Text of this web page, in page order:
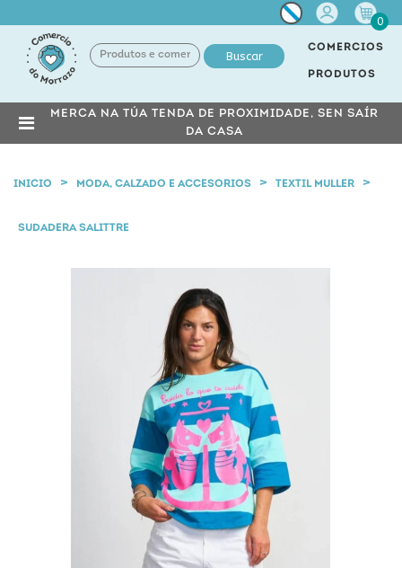
Miña
conta
0
Buscar
COMERCIOS
PRODUTOS
MERCA NA TÚA TENDA DE PROXIMIDADE, SEN SAÍR
DA CASA
INICIO MODA, CALZADO E ACCESORIOS TEXTIL MULLER
SUDADERA SALITTRE